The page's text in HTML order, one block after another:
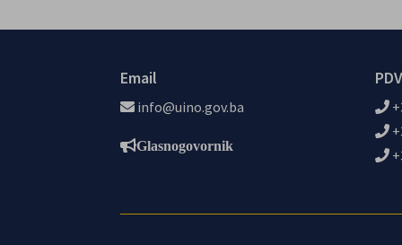
Email
info@uino.gov.ba
Glasnogovornik